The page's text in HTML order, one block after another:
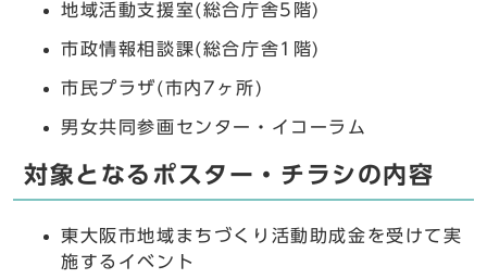
地域活動支援室(総合庁舎5階)
市政情報相談課(総合庁舎1階)
市民プラザ(市内7ヶ所)
男女共同参画センター・イコーラム
対象となるポスター・チラシの内容
東大阪市地域まちづくり活動助成金を受けて実
施するイベント